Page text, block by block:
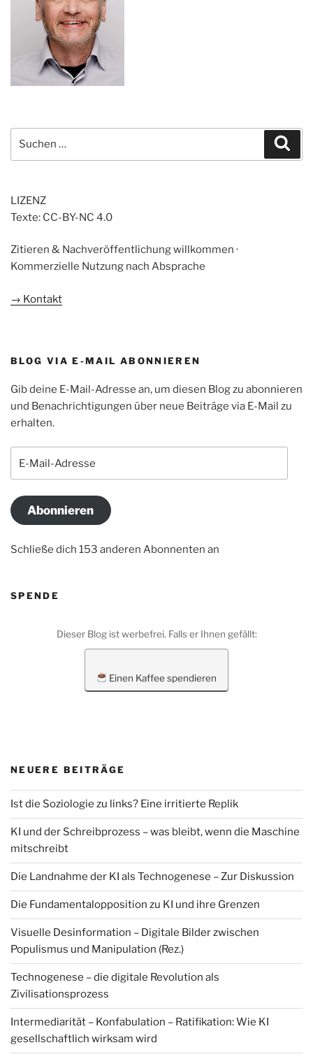
nach:
LIZENZ
Texte: CC-BY-NC 4.0
Zitieren & Nachveröffentlichung willkommen ·
Kommerzielle Nutzung nach Absprache
→ Kontakt
BLOG VIA E-MAIL ABONNIEREN
Gib deine E-Mail-Adresse an, um diesen Blog zu abonnieren
und Benachrichtigungen über neue Beiträge via E-Mail zu
erhalten.
Mail-
Abonnieren
Schließe dich 153 anderen Abonnenten an
SPENDE
Dieser Blog ist werbefrei. Falls er Ihnen gefällt:
Einen Kaffee spendieren
NEUERE BEITRÄGE
Ist die Soziologie zu links? Eine irritierte Replik
KI und der Schreibprozess – was bleibt, wenn die Maschine
mitschreibt
Die Landnahme der KI als Technogenese – Zur Diskussion
Die Fundamentalopposition zu KI und ihre Grenzen
Visuelle Desinformation – Digitale Bilder zwischen
Populismus und Manipulation (Rez.)
Technogenese – die digitale Revolution als
Zivilisationsprozess
Intermediarität – Konfabulation – Ratifikation: Wie KI
gesellschaftlich wirksam wird